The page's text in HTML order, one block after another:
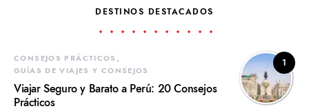
DESTINOS DESTACADOS
1
CONSEJOS PRÁCTICOS
GUÍAS DE VIAJES Y CONSEJOS
Viajar Seguro y Barato a Perú: 20 Consejos
Prácticos